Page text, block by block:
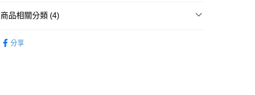
【關於「AFTEE先享後付」】
AFTEE先享後付是「在收到商品之後才付款」的支付方式。 讓您購物簡單
２．便利：只要手機號碼，簡訊認證，即可結帳。
即享券
運送方式
商品相關分類 (4)
分享